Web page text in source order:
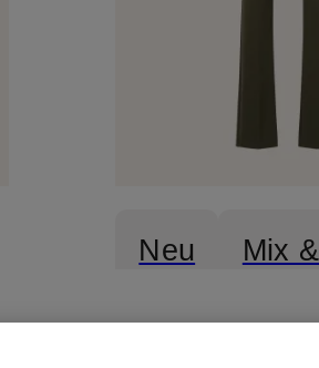
Neu Mix